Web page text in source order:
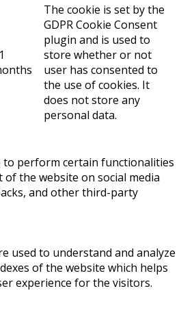
The cookie is set by the
GDPR Cookie Consent
plugin and is used to
store whether or not
user has consented to
the use of cookies. It
does not store any
personal data.
to perform certain functionalities
the website on social media
and other third-party
used to understand and analyze
of the website which helps
experience for the visitors.